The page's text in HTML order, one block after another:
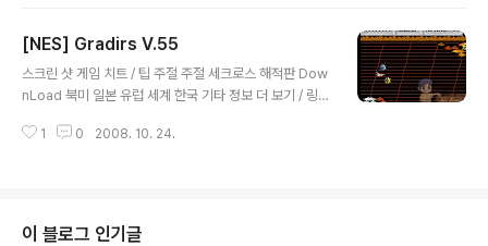
[NES] Gradirs V.55
스크린 샷 게임 치트 / 팁 주절 주절 세크로스 해적판 Dow
nLoad 북미 일본 유럽 세계 한국 기타 정보 더 보기 / 링크
1 0 2008. 10. 24.
이 블로그 인기글